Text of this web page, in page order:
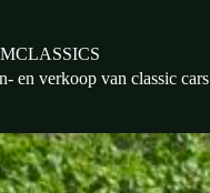
en verkoop van classic cars